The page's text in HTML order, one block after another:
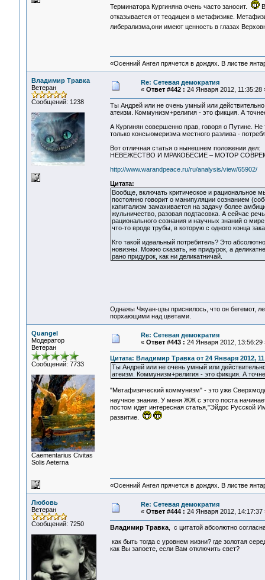
Терминатора Кургиняна очень часто заносит.
В
отказывается от теодицеи в метафизике.
либерализма,они имеют ценность в глазах
«Осенний Ангел прячется в дождях. В листве
Владимир Травка
Ветеран
Сообщений: 1238
Re: Сетевая демократия
« Ответ #442 : 24 Января 2012, 11:35:28
Ты Андрей или не очень умный или
атеизм. Коммунизм+религия - это фикция. А
А Кургинян совершенно прав, говоря о Путине.
только консьюмеризма местного разлива -
Вот отличная статья о нынешнем положении дел:
НЕВЕЖЕСТВО И МРАКОБЕСИЕ – МОТОР
http://www.warandpeace.ru/ru/analysis/view/65902/
Цитата:
Вообще, включать критическое и рациональное
постоянно говорит о манипуляции сознанием
капитализм замахивается на задачу более
жульничество, разовая подтасовка. А сейчас
рационального сознания и научных знаний о
что-то вроде трубы, в которую с одного конца
Кто такой идеальный потребитель? Это
новизны. Можно сказать, не придурок, а
рано придурок, как ни деликатничай.
Однажы Чжуан-цзы приснилось, что он бегемот,
порхающими над цветами.
Quangel
Модератор
Ветеран
Сообщений: 7733
Сaementarius Civitas
Solis Aeterna
Re: Сетевая демократия
« Ответ #443 : 24 Января 2012, 13:56:29
Цитата: Владимир Травка от 24 Января 2012,
Ты Андрей или не очень умный или
атеизм. Коммунизм+религия - это фикция. А
"Метафизический коммунизм" - это уже
научное знание. У меня ЖЖ с этого поста
постом идет интересная статья,"Эйдос Русской
развитие.
«Осенний Ангел прячется в дождях. В листве
Любовь
Ветеран
Сообщений: 7250
Re: Сетевая демократия
« Ответ #444 : 24 Января 2012, 14:17:37
Владимир Травка, с цитатой абсолютно
как быть тогда с уровнем жизни? где золотая
как Вы запоете, если Вам отключить свет?